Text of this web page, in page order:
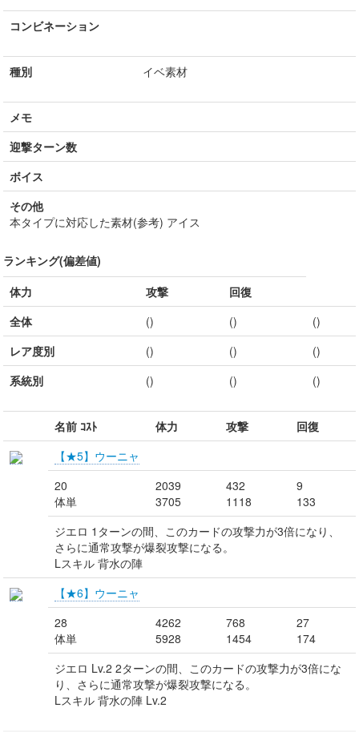
コンビネーション
種別 イベ素材
メモ
迎撃ターン数
ボイス
その他
本タイプに対応した素材(参考) アイス
ランキング(偏差値)
体力
攻撃
回復
全体
() ()
()
レア度別
() ()
()
系統別
() () ()
名前 ｺｽﾄ 体力 攻撃
回復
【★5】ウーニャ
20
体単
2039
3705
432
1118
9
133
ジエロ 1ターンの間、このカードの攻撃力が3倍になり、
さらに通常攻撃が爆裂攻撃になる。
Lスキル 背水の陣
【★6】ウーニャ
28
体単
4262
5928
768
1454
27
174
ジエロ Lv.2 2ターンの間、このカードの攻撃力が3倍にな
り、さらに通常攻撃が爆裂攻撃になる。
Lスキル 背水の陣 Lv.2